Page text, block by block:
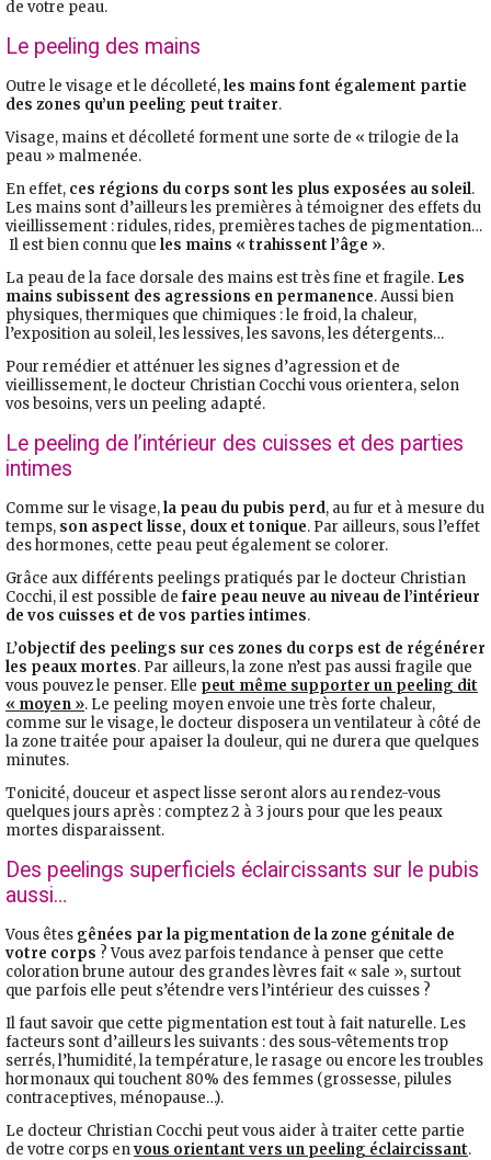
de votre peau.
Le peeling des mains
Outre le visage et le décolleté,les mains font également partie
des zones qu’un peeling peut traiter.
Visage, mains et décolleté forment une sorte de « trilogie de la
peau » malmenée.
En effet, ces régions du corps sont les plus exposées au soleil.
Les mains sont d’ailleurs les premières à témoigner des effets du
vieillissement : ridules, rides, premières taches de pigmentation…
Il est bien connu que les mains « trahissent l’âge ».
La peau de la face dorsale des mains est très fine et fragile. Les
mains subissent des agressions en permanence. Aussi bien
physiques, thermiques que chimiques : le froid, la chaleur,
l’exposition au soleil, les lessives, les savons, les détergents…
Pour remédier et atténuer les signes d’agression et de
vieillissement, le docteur Christian Cocchi vous orientera, selon
vos besoins, vers un peeling adapté.
Le peeling de l’intérieur des cuisses et des parties
intimes
Comme sur le visage,la peau du pubis perd, au fur et à mesure du
temps, son aspect lisse, doux et tonique. Par ailleurs, sous l’effet
des hormones, cette peau peut également se colorer.
Grâce aux différents peelings pratiqués par le docteur Christian
Cocchi, il est possible de faire peau neuve au niveau de l’intérieur
de vos cuisses et de vos parties intimes.
L’objectif des peelings sur ces zones du corps est de régénérer
les peaux mortes. Par ailleurs, la zone n’est pas aussi fragile que
vous pouvez le penser. Elle peut même supporter un peeling dit
« moyen ». Le peeling moyen envoie une très forte chaleur,
comme sur le visage, le docteur disposera un ventilateur à côté de
la zone traitée pour apaiser la douleur, qui ne durera que quelques
minutes.
Tonicité, douceur et aspect lisse seront alors au rendez-vous
quelques jours après : comptez 2 à 3 jours pour que les peaux
mortes disparaissent.
Des peelings superficiels éclaircissants sur le pubis
aussi…
Vous êtes gênées par la pigmentation de la zone génitale de
votre corps ? Vous avez parfois tendance à penser que cette
coloration brune autour des grandes lèvres fait « sale », surtout
que parfois elle peut s’étendre vers l’intérieur des cuisses ?
Il faut savoir que cette pigmentation est tout à fait naturelle. Les
facteurs sont d’ailleurs les suivants : des sous-vêtements trop
serrés, l’humidité, la température, le rasage ou encore les troubles
hormonaux qui touchent 80% des femmes (grossesse, pilules
contraceptives, ménopause…).
Le docteur Christian Cocchi peut vous aider à traiter cette partie
de votre corps envous orientant vers un peeling éclaircissant.